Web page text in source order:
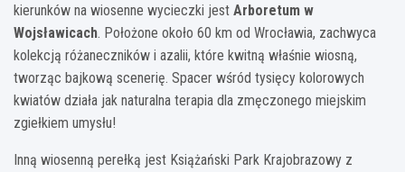
kierunków na wiosenne wycieczki jest Arboretum w
Wojsławicach. Położone około 60 km od Wrocławia, zachwyca
kolekcją różaneczników i azalii, które kwitną właśnie wiosną,
tworząc bajkową scenerię. Spacer wśród tysięcy kolorowych
kwiatów działa jak naturalna terapia dla zmęczonego miejskim
zgiełkiem umysłu!
Inną wiosenną perełką jest Książański Park Krajobrazowy z